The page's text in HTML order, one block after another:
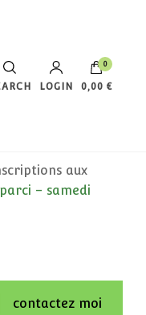
LOGIN
0
0,00 €
aux
– samedi
contactez moi